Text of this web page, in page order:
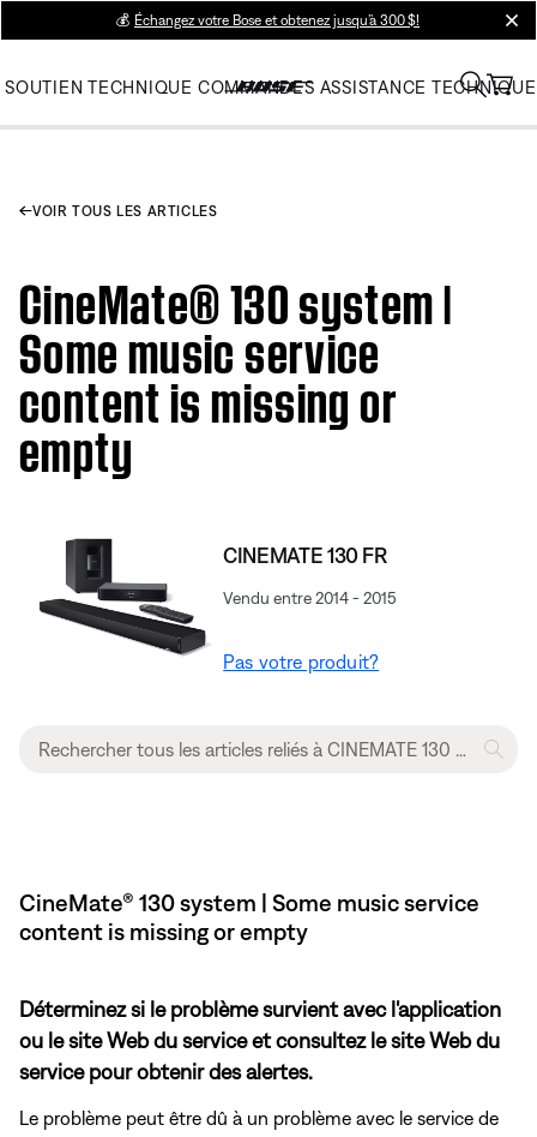
💰 Échangez votre Bose et obtenez jusqu’à 300 $!
SOUTIEN TECHNIQUE COMMANDES ASSISTANCE TECHNIQUE
VOIR TOUS LES ARTICLES
CineMate® 130 system |
Some music service
content is missing or
empty
CINEMATE 130 FR
Vendu entre 2014 - 2015
Pas votre produit?
CineMate® 130 system | Some music service
content is missing or empty
Déterminez si le problème survient avec l'application
ou le site Web du service et consultez le site Web du
service pour obtenir des alertes.
Le problème peut être dû à un problème avec le service de